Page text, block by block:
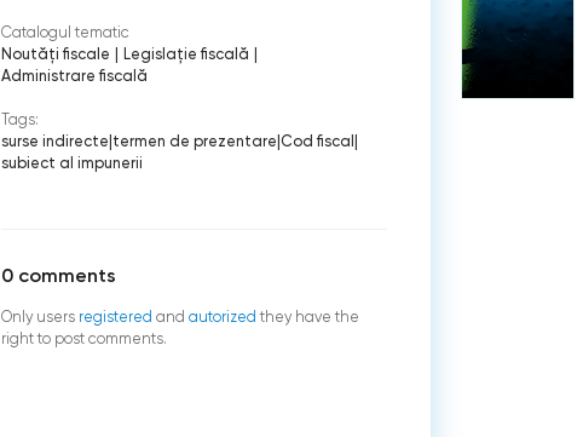
Catalogul tematic
Noutăți fiscale
Legislație fiscală
Administrare fiscală
Tags:
surse indirecte termen de prezentare Cod fiscal
subiect al impunerii
0 comments
Only users registered and autorized they have the
right to post comments.